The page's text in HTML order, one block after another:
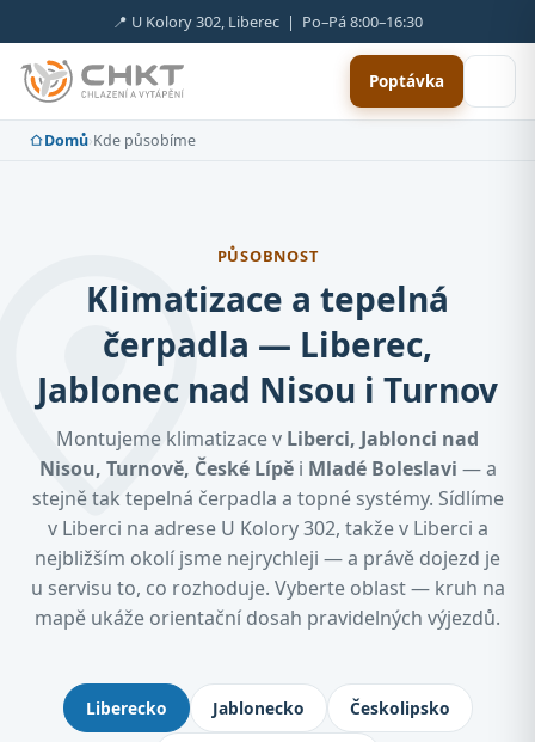
📍 U Kolory 302, Liberec | Po–Pá 8:00–16:30
Poptávka
Domů›Kde působíme
PŮSOBNOST
Klimatizace a tepelná
čerpadla — Liberec,
Jablonec nad Nisou i Turnov
Montujeme klimatizace v Liberci, Jablonci nad
Nisou, Turnově, České Lípěi Mladé Boleslavi — a
stejně tak tepelná čerpadla a topné systémy. Sídlíme
v Liberci na adrese U Kolory 302, takže v Liberci a
nejbližším okolí jsme nejrychleji — a právě dojezd je
u servisu to, co rozhoduje. Vyberte oblast — kruh na
mapě ukáže orientační dosah pravidelných výjezdů.
Kde montujeme klimatizace:
Liberecko Jablonecko Českolipsko